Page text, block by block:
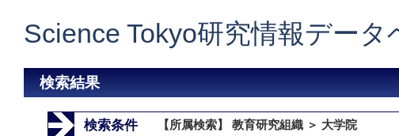
Science Tokyo研究情報データ
検索結果
検索条件 【所属検索】 教育研究組織 ＞ 大学院